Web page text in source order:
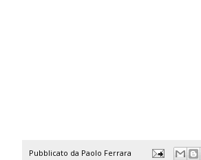
Pubblicato da Paolo Ferrara